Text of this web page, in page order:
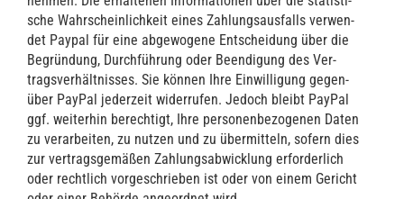
sche Wahr­schein­lich­keit eines Zah­lungs­aus­falls ver­wen­
det Pay­pal für eine abge­wo­ge­ne Ent­schei­dung über die
Begrün­dung, Durch­füh­rung oder Been­di­gung des Ver­
trags­ver­hält­nis­ses. Sie kön­nen Ihre Ein­wil­li­gung gegen­
über Pay­Pal jeder­zeit wider­ru­fen. Jedoch bleibt Pay­Pal
ggf. wei­ter­hin berech­tigt, Ihre per­so­nen­be­zo­ge­nen Daten
zu ver­ar­bei­ten, zu nut­zen und zu über­mit­teln, sofern dies
zur ver­trags­ge­mä­ßen Zah­lungs­ab­wick­lung erfor­der­lich
oder recht­lich vor­ge­schrie­ben ist oder von einem Gericht